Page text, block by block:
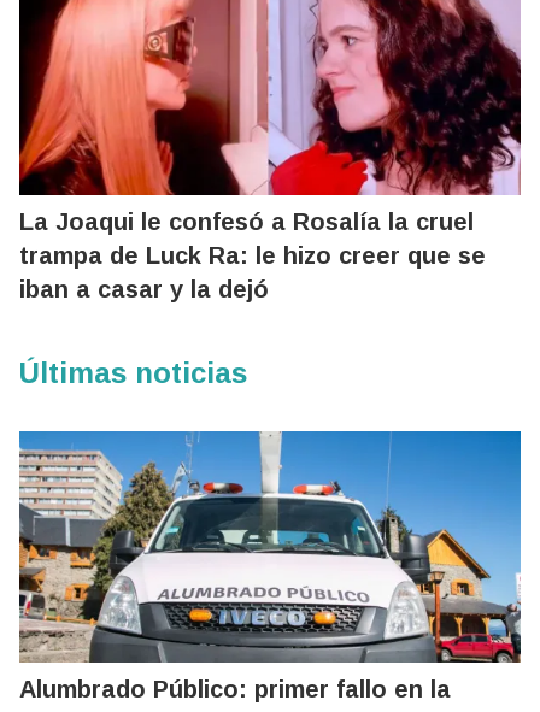
La Joaqui le confesó a Rosalía la cruel
trampa de Luck Ra: le hizo creer que se
iban a casar y la dejó
Últimas noticias
Alumbrado Público: primer fallo en la